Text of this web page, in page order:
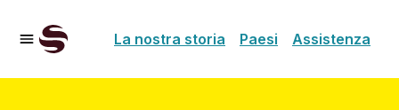
La nostra storia Paesi Assistenza